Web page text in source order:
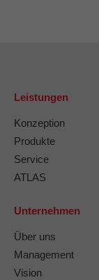
Leistungen
Konzeption
Produkte
Service
ATLAS
Unternehmen
Über uns
Management
Vision